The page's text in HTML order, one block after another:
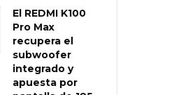
El REDMI K100
Pro Max
recupera el
subwoofer
integrado y
apuesta por